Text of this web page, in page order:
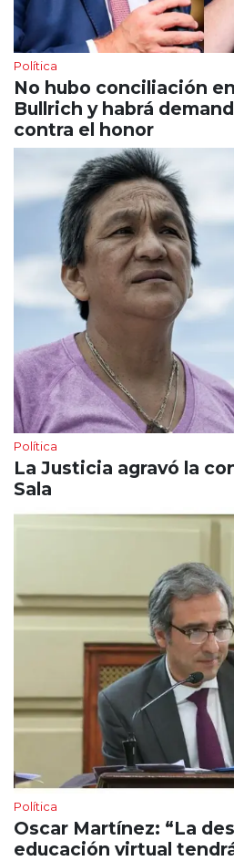
Política
No hubo conciliación
Bullrich y habrá
contra el honor
Política
La Justicia agravó la
Sala
Política
Oscar Martínez: “La
educación virtual